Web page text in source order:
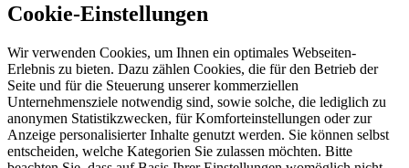
Cookie-Einstellungen
Wir verwenden Cookies, um Ihnen ein optimales Webseiten-
Erlebnis zu bieten. Dazu zählen Cookies, die für den Betrieb der
Seite und für die Steuerung unserer kommerziellen
Unternehmensziele notwendig sind, sowie solche, die lediglich zu
anonymen Statistikzwecken, für Komforteinstellungen oder zur
Anzeige personalisierter Inhalte genutzt werden. Sie können selbst
entscheiden, welche Kategorien Sie zulassen möchten. Bitte